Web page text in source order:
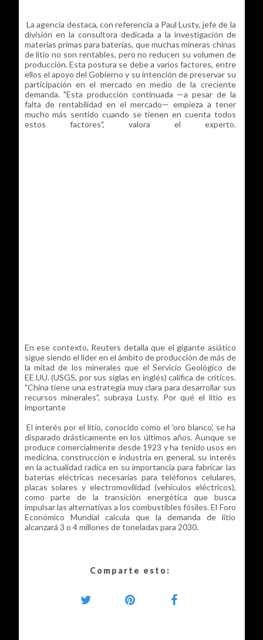
La agencia destaca, con referencia a Paul Lusty, jefe de la
división en la consultora dedicada a la investigación de
materias primas para baterías, que muchas mineras chinas
de litio no son rentables, pero no reducen su volumen de
producción. Esta postura se debe a varios factores, entre
ellos el apoyo del Gobierno y su intención de preservar su
participación en el mercado en medio de la creciente
demanda. "Esta producción continuada —a pesar de la
falta de rentabilidad en el mercado— empieza a tener
mucho más sentido cuando se tienen en cuenta todos
estos factores", valora el experto.
En ese contexto, Reuters detalla que el gigante asiático
sigue siendo el líder en el ámbito de producción de más de
la mitad de los minerales que el Servicio Geológico de
EE.UU. (USGS, por sus siglas en inglés) califica de críticos.
"China tiene una estrategia muy clara para desarrollar sus
recursos minerales", subraya Lusty. Por qué el litio es
importante
El interés por el litio, conocido como el 'oro blanco', se ha
disparado drásticamente en los últimos años. Aunque se
produce comercialmente desde 1923 y ha tenido usos en
medicina, construcción e industria en general, su interés
en la actualidad radica en su importancia para fabricar las
baterías eléctricas necesarias para teléfonos celulares,
placas solares y electromovilidad (vehículos eléctricos),
como parte de la transición energética que busca
impulsar las alternativas a los combustibles fósiles. El Foro
Económico Mundial calcula que la demanda de litio
alcanzará 3 o 4 millones de toneladas para 2030.
Comparte esto: